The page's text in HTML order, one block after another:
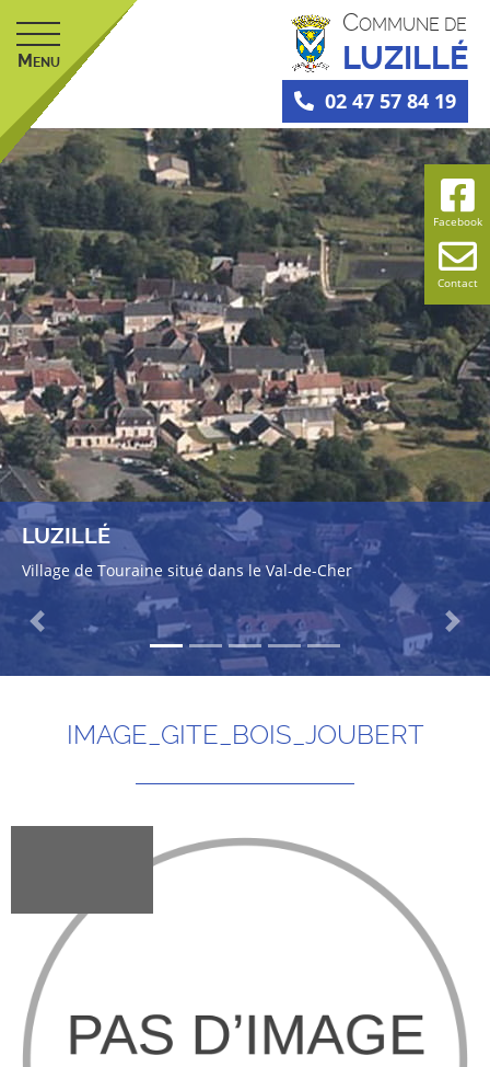
Facebook
Contact
M ENU
COMMUNE DE
LUZILLÉ
02 47 57 84 19
LUZILLÉ
Village de Touraine situé dans le Val-de-Cher
Previous Next
IMAGE_GITE_BOIS_JOUBERT